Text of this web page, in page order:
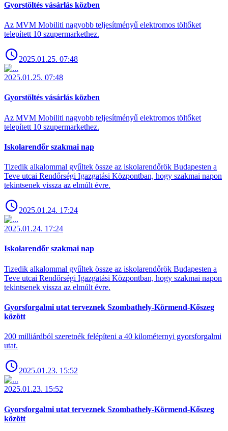
Gyorstöltés vásárlás közben
Az MVM Mobiliti nagyobb teljesítményű elektromos töltőket
telepített 10 szupermarkethez.
2025.01.25. 07:48
2025.01.25. 07:48
Gyorstöltés vásárlás közben
Az MVM Mobiliti nagyobb teljesítményű elektromos töltőket
telepített 10 szupermarkethez.
Iskolarendőr szakmai nap
Tizedik alkalommal gyűltek össze az iskolarendőrök Budapesten a
Teve utcai Rendőrségi Igazgatási Központban, hogy szakmai napon
tekintsenek vissza az elmúlt évre.
2025.01.24. 17:24
2025.01.24. 17:24
Iskolarendőr szakmai nap
Tizedik alkalommal gyűltek össze az iskolarendőrök Budapesten a
Teve utcai Rendőrségi Igazgatási Központban, hogy szakmai napon
tekintsenek vissza az elmúlt évre.
Gyorsforgalmi utat terveznek Szombathely-Körmend-Kőszeg
között
200 milliárdból szeretnék felépíteni a 40 kilométernyi gyorsforgalmi
utat.
2025.01.23. 15:52
2025.01.23. 15:52
Gyorsforgalmi utat terveznek Szombathely-Körmend-Kőszeg
között